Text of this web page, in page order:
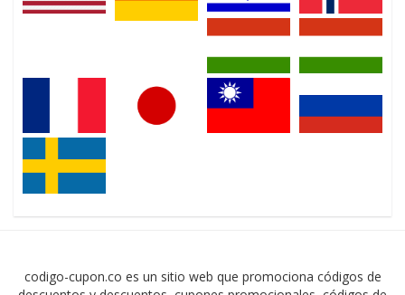
codigo-cupon.co es un sitio web que promociona códigos de